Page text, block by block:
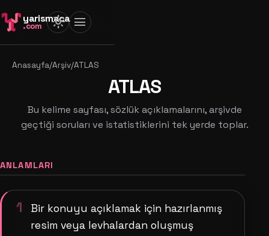
yarismaca
.com light_mode menu
Anasayfa/Arşiv/ATLAS
ATLAS
Bu kelime sayfası, sözlük açıklamalarını, arşivde
geçtiği soruları ve istatistiklerini tek yerde toplar.
ANLAMLARI
1
Bir konuyu açıklamak için hazırlanmış
resim veya levhalardan oluşmuş